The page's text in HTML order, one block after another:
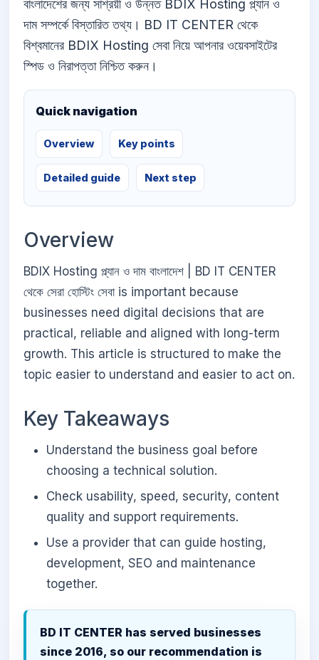
বাংলাদেশের জন্য সাশ্রয়ী ও উন্নত BDIX Hosting প্ল্যান ও
দাম সম্পর্কে বিস্তারিত তথ্য। BD IT CENTER থেকে
বিশ্বমানের BDIX Hosting সেবা নিয়ে আপনার ওয়েবসাইটের
স্পিড ও নিরাপত্তা নিশ্চিত করুন।
Quick navigation
Overview Key points
Detailed guide Next step
Overview
BDIX Hosting প্ল্যান ও দাম বাংলাদেশ | BD IT CENTER
থেকে সেরা হোস্টিং সেবা is important because
businesses need digital decisions that are
practical, reliable and aligned with long-term
growth. This article is structured to make the
topic easier to understand and easier to act on.
Key Takeaways
Understand the business goal before
choosing a technical solution.
Check usability, speed, security, content
quality and support requirements.
Use a provider that can guide hosting,
development, SEO and maintenance
together.
BD IT CENTER has served businesses
since 2016, so our recommendation is